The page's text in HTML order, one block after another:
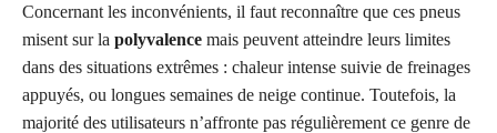
Concernant les inconvénients, il faut reconnaître que ces pneus
misent sur la polyvalence mais peuvent atteindre leurs limites
dans des situations extrêmes : chaleur intense suivie de freinages
appuyés, ou longues semaines de neige continue. Toutefois, la
majorité des utilisateurs n’affronte pas régulièrement ce genre de